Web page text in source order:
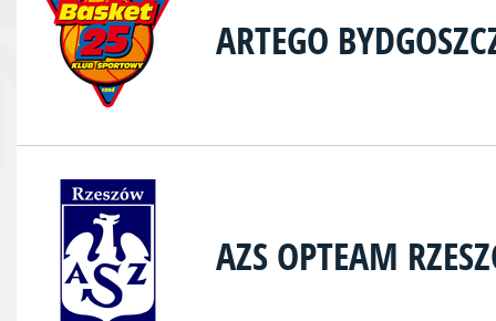
ARTEGO
AZS OPTEAM